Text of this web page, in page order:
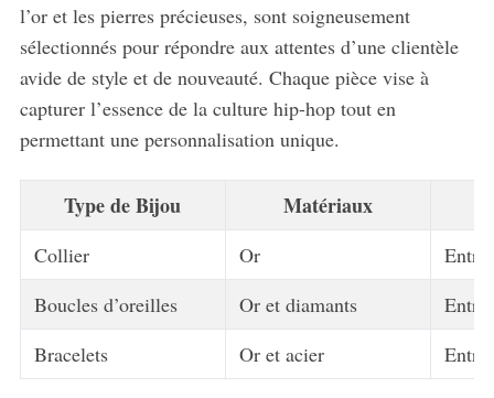
l’or et les pierres précieuses, sont soigneusement
sélectionnés pour répondre aux attentes d’une clientèle
avide de style et de nouveauté. Chaque pièce vise à
capturer l’essence de la culture hip-hop tout en
permettant une personnalisation unique.
Type de Bijou Matériaux
Collier Or
Entre
Boucles d’oreilles
Or et diamants
Entre
Bracelets
Or et acier Entre